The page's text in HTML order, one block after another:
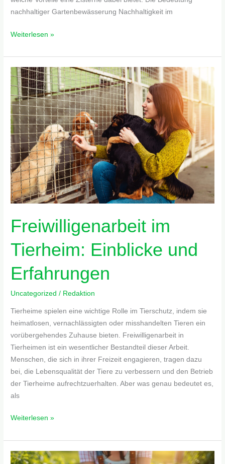
nachhaltiger Gartenbewässerung Nachhaltigkeit im
Weiterlesen »
Freiwilligenarbeit im
Tierheim: Einblicke und
Erfahrungen
Uncategorized / Redaktion
Tierheime spielen eine wichtige Rolle im Tierschutz, indem sie
heimatlosen, vernachlässigten oder misshandelten Tieren ein
vorübergehendes Zuhause bieten. Freiwilligenarbeit in
Tierheimen ist ein wesentlicher Bestandteil dieser Arbeit.
Menschen, die sich in ihrer Freizeit engagieren, tragen dazu
bei, die Lebensqualität der Tiere zu verbessern und den Betrieb
der Tierheime aufrechtzuerhalten. Aber was genau bedeutet es,
als
Freiwilligenarbeit
im
Tierheim:
Einblicke
und
Erfahrungen
Weiterlesen »
Vegane